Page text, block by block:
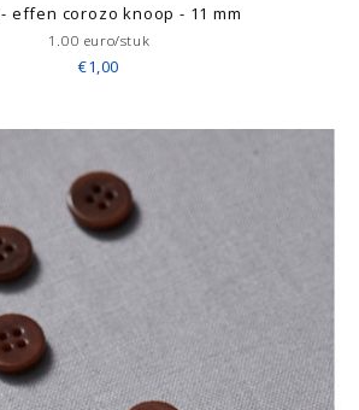
effen corozo knoop - 11 mm
1.00 euro/stuk
€1,00